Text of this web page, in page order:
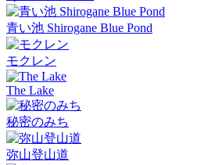
青い池 Shirogane Blue Pond
モクレン
The Lake
秘密のみち
弥山登山道